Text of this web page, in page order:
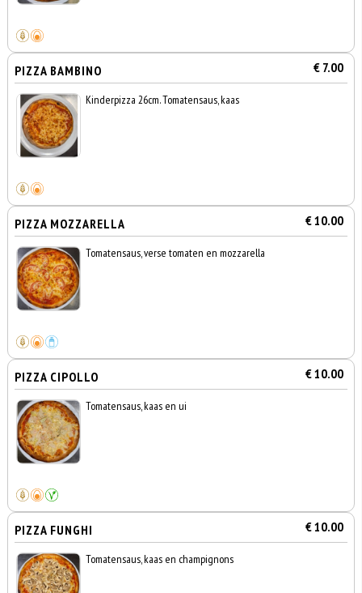
PIZZA BAMBINO € 7.00
Kinderpizza 26cm. Tomatensaus, kaas
PIZZA MOZZARELLA € 10.00
Tomatensaus, verse tomaten en mozzarella
PIZZA CIPOLLO € 10.00
Tomatensaus, kaas en ui
PIZZA FUNGHI € 10.00
Tomatensaus, kaas en champignons